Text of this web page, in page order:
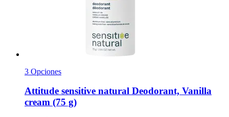
3 Opciones
Attitude sensitive natural Deodorant, Vanilla
cream (75 g)